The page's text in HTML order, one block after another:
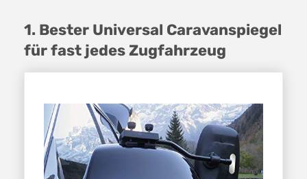
1. Bester Universal Caravanspiegel
für fast jedes Zugfahrzeug